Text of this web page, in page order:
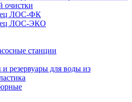
очистки
ЛОС-ФК
ЛОС-ЭКО
станции
и резервуары для воды из